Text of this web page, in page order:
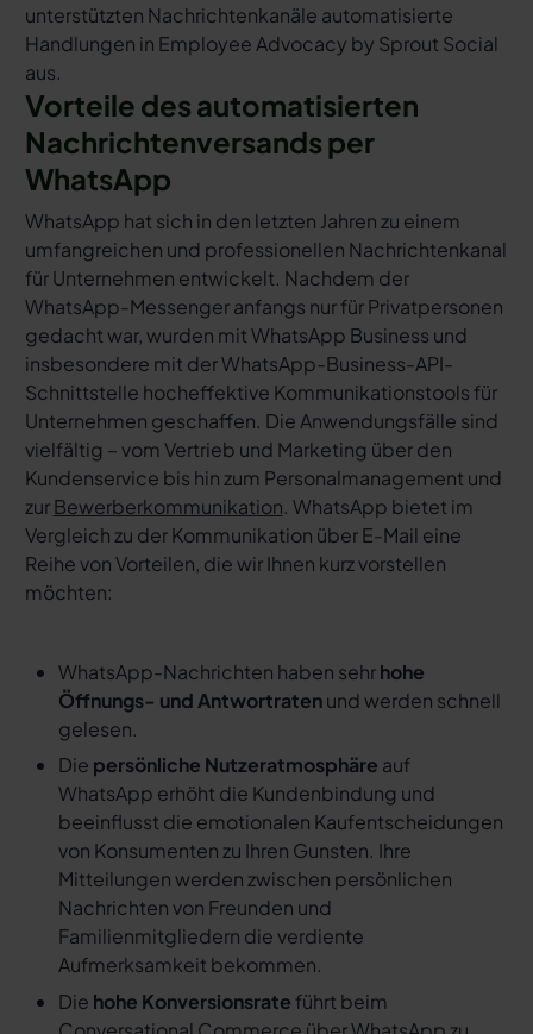
unterstützten Nachrichtenkanäle automatisierte
Handlungen in Employee Advocacy by Sprout Social
aus.
Vorteile des automatisierten
Nachrichtenversands per
WhatsApp
WhatsApp hat sich in den letzten Jahren zu einem
umfangreichen und professionellen Nachrichtenkanal
für Unternehmen entwickelt. Nachdem der
WhatsApp-Messenger anfangs nur für Privatpersonen
gedacht war, wurden mit WhatsApp Business und
insbesondere mit der WhatsApp-Business-API-
Schnittstelle hocheffektive Kommunikationstools für
Unternehmen geschaffen. Die Anwendungsfälle sind
vielfältig – vom Vertrieb und Marketing über den
Kundenservice bis hin zum Personalmanagement und
zurBewerberkommunikation. WhatsApp bietet im
Vergleich zu der Kommunikation über E-Mail eine
Reihe von Vorteilen, die wir Ihnen kurz vorstellen
möchten:
WhatsApp-Nachrichten haben sehrhohe
Öffnungs- und Antwortratenund werden schnell
gelesen.
Die persönliche Nutzeratmosphäre auf
WhatsApp erhöht die Kundenbindung und
beeinflusst die emotionalen Kaufentscheidungen
von Konsumenten zu Ihren Gunsten. Ihre
Mitteilungen werden zwischen persönlichen
Nachrichten von Freunden und
Familienmitgliedern die verdiente
Aufmerksamkeit bekommen.
Die hohe Konversionsrate führt beim